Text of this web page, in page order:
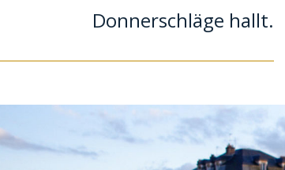
Donnerschläge hallt.